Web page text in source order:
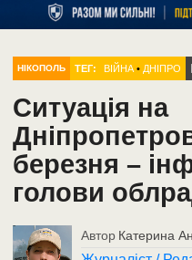
НІКОПОЛЬ ТЕГ: ВІЙНА • ДНІПРО
Ситуація на
березня –
голови
Автор Катерина